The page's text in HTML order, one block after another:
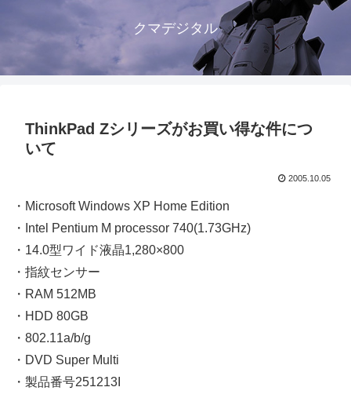
クマデジタル
ThinkPad Zシリーズがお買い得な件につ
いて
2005.10.05
・Microsoft Windows XP Home Edition
・Intel Pentium M processor 740(1.73GHz)
・14.0型ワイド液晶1,280×800
・指紋センサー
・RAM 512MB
・HDD 80GB
・802.11a/b/g
・DVD Super Multi
・製品番号251213I